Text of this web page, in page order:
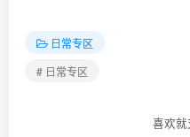
日常专区
# 日常专区
喜欢